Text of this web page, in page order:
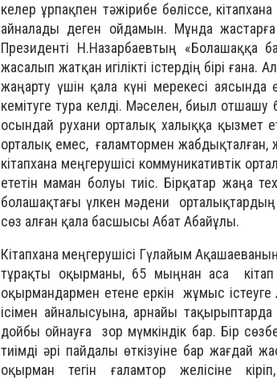
келер ұрпақпен тәжірибе бөліссе,
айналады деген ойдамын. Мұнда
Президенті Н.Назарбаевтың «Болашаққа
жасалып жатқан игілікті істердің бірі
жаңарту үшін қала күні мерекесі
кемітуге тура келді. Мәселен, биыл
осындай рухани орталық халыққа қызмет
орталық емес, ғаламтормен жабдықталған,
кітапхана меңгерушісі коммуникативтік
ететін маман болуы тиіс. Бірқатар жаңа
болашақтағы үлкен мәдени
сөз алған қала басшысы Абат Абайұлы.
Кітапхана меңгерушісі Гүлайым
тұрақты оқырманы, 65 мыңнан аса
оқырмандармен етене еркін жұмыс істеуге
ісімен айналысуына, арнайы
дойбы ойнауға зор мүмкіндік бар. Бір
тиімді әрі пайдалы өткізуіне бар жағдай
оқырман тегін ғаламтор желісіне